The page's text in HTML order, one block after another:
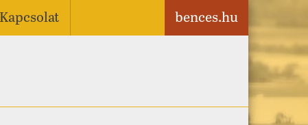
Kapcsolat bences.hu